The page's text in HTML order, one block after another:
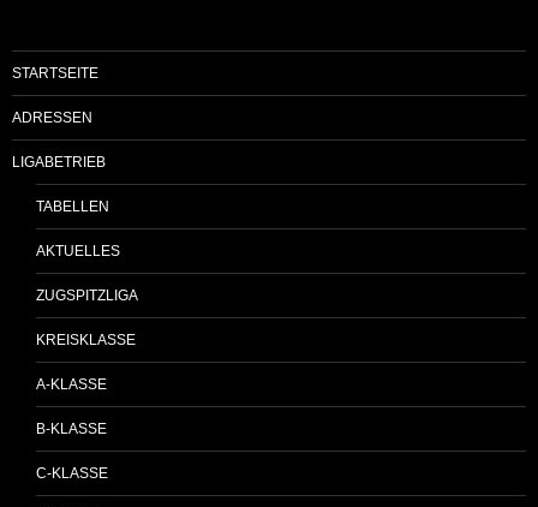
STARTSEITE
ADRESSEN
LIGABETRIEB
TABELLEN
AKTUELLES
ZUGSPITZLIGA
KREISKLASSE
A-KLASSE
B-KLASSE
C-KLASSE